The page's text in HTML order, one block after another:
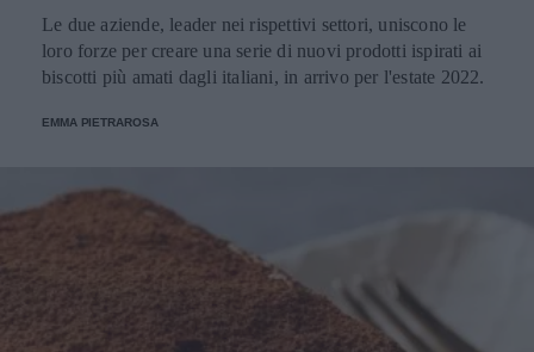
Le due aziende, leader nei rispettivi settori, uniscono le
loro forze per creare una serie di nuovi prodotti ispirati ai
biscotti più amati dagli italiani, in arrivo per l'estate 2022.
EMMA PIETRAROSA